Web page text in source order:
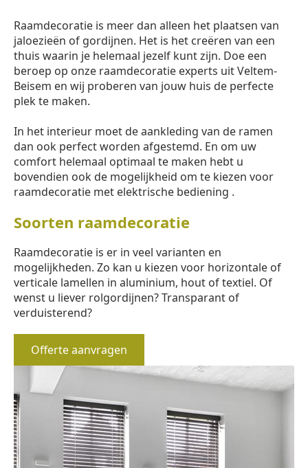
Raamdecoratie is meer dan alleen het plaatsen van
jaloezieën of gordijnen. Het is het creëren van een
thuis waarin je helemaal jezelf kunt zijn. Doe een
beroep op onze raamdecoratie experts uit Veltem-
Beisem en wij proberen van jouw huis de perfecte
plek te maken.
In het interieur moet de aankleding van de ramen
dan ook perfect worden afgestemd. En om uw
comfort helemaal optimaal te maken hebt u
bovendien ook de mogelijkheid om te kiezen voor
raamdecoratie met elektrische bediening .
Soorten raamdecoratie
Raamdecoratie is er in veel varianten en
mogelijkheden. Zo kan u kiezen voor horizontale of
verticale lamellen in aluminium, hout of textiel. Of
wenst u liever rolgordijnen? Transparant of
verduisterend?
Offerte aanvragen